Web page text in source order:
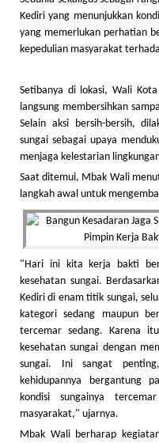
Kediri yang menunjukkan
yang memerlukan perhatian
kepedulian masyarakat
Setibanya di lokasi, Wali
langsung membersihkan
Selain aksi bersih-bersih,
sungai sebagai upaya
menjaga kelestarian
Saat ditemui, Mbak Wali
langkah awal untuk
"Hari ini kita kerja bakti
kesehatan sungai.
Kediri di enam titik sungai,
kategori sedang maupun
tercemar sedang. Karena
kesehatan sungai dengan
sungai. Ini sangat
kehidupannya bergantung
kondisi sungainya
masyarakat," ujarnya.
Mbak Wali berharap